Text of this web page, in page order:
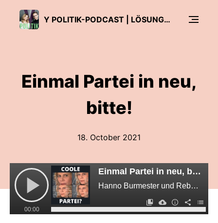
Y POLITIK-PODCAST | LÖSUNGEN FÜR DAS 3. JAHRTAUSEND
Einmal Partei in neu,
bitte!
18. October 2021
Einmal Partei in neu, bitte!
Hanno Burmester und Rebekka Müller servieren uns die Partei der Zukunft – und sie schmeckt.
00:00